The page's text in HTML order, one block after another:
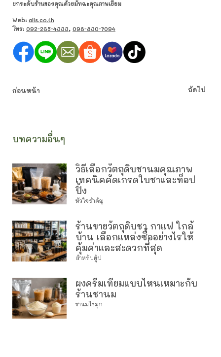
ยกระดับร้านของคุณด้วยมัทฉะคุณภาพเยี่ยม
Web: alls.co.th
โทร: 092-265-4333, 098-830-7094
ก่อนหน้า ถัดไป
บทความอื่นๆ
วิธีเลือกวัตถุดิบชานมคุณภาพ
เทคนิคคัดเกรดใบชาและท็อป
ปิ้ง
หัวใจสำคัญ
ร้านขายวัตถุดิบชา กาแฟ ใกล้
บ้าน เลือกแหล่งซื้ออย่างไรให้
คุ้มค่าและสะดวกที่สุด
สำหรับผู้ป
ผงครีมเทียมแบบไหนเหมาะกับ
ร้านชานม
ชานมไข่มุก